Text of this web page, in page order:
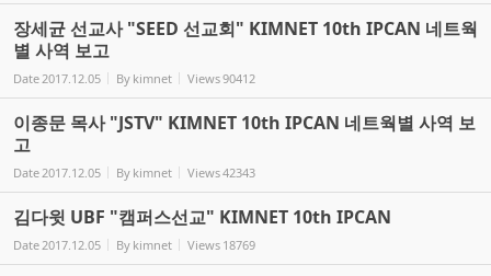
장세균 선교사 "SEED 선교회" KIMNET 10th IPCAN 네트웍
별 사역 보고
Date2017.12.05 By kimnet Views90412
이종문 목사 "JSTV" KIMNET 10th IPCAN 네트웍별 사역 보
고
Date2017.12.05 By kimnet Views42343
김다윗 UBF "캠퍼스선교" KIMNET 10th IPCAN
Date2017.12.05 By kimnet Views 18769